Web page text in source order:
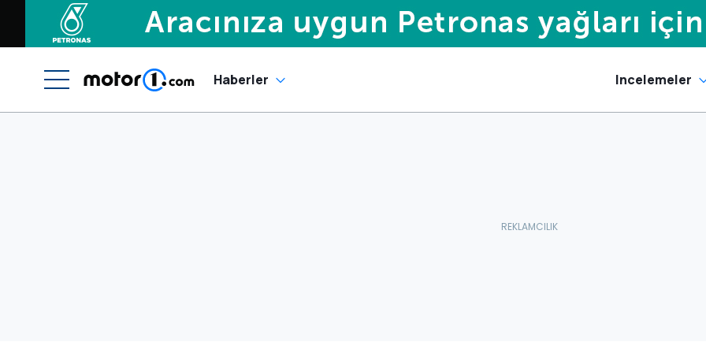
Haberler Incelemeler